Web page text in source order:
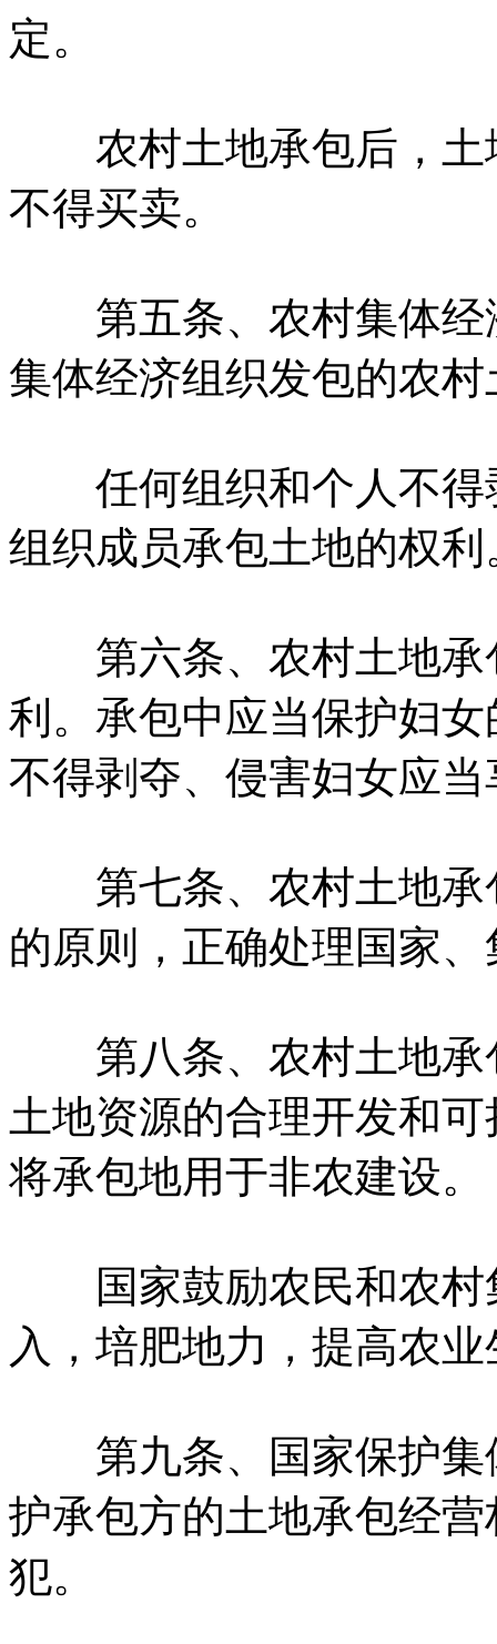
定。
农村土地承包后，土
不得买卖。
第五条、农村集体经
集体经济组织发包的农村
任何组织和个人不得
组织成员承包土地的权利
第六条、农村土地承
利。承包中应当保护妇
不得剥夺、侵害妇女应
第七条、农村土地承
的原则，正确处理国家
第八条、农村土地承
土地资源的合理开发和
将承包地用于非农建设。
国家鼓励农民和农村
入，培肥地力，提高农
第九条、国家保护集
护承包方的土地承包经
犯。